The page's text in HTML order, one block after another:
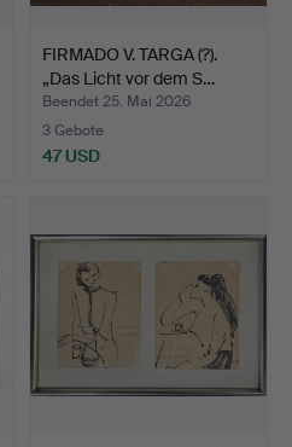
FIRMADO V. TARGA (?).
„Das Licht vor dem S…
Beendet 25. Mai 2026
3 Gebote
47 USD